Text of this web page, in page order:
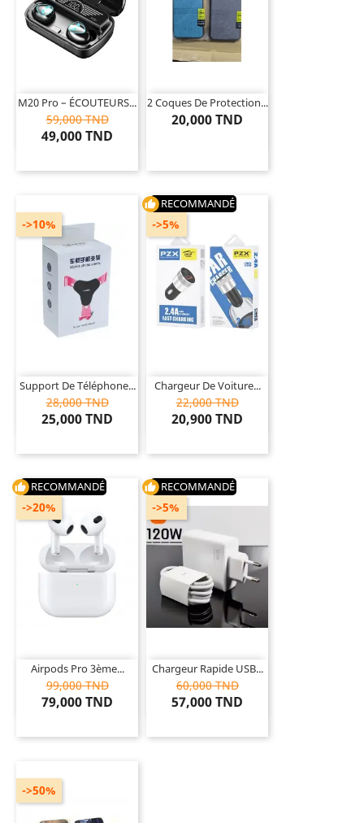
M20 Pro – ÉCOUTEURS...
59,000 TND
49,000 TND
2 Coques De Protection...
20,000 TND
Support De Téléphone...
28,000 TND
25,000 TND
->10%
thumb_up RECOMMANDÉ
Chargeur De Voiture...
22,000 TND
20,900 TND
->5%
thumb_up RECOMMANDÉ
Airpods Pro 3ème...
99,000 TND
79,000 TND
->20%
thumb_up RECOMMANDÉ
Chargeur Rapide USB...
60,000 TND
57,000 TND
->5%
->50%